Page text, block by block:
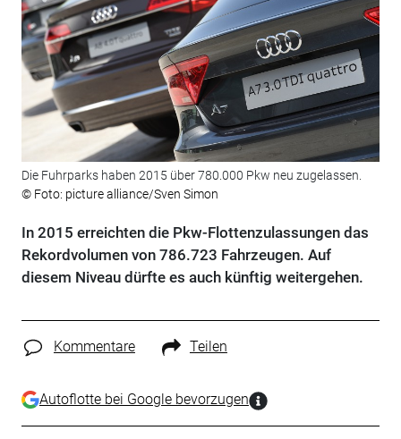
Die Fuhrparks haben 2015 über 780.000 Pkw neu zugelassen.
© Foto: picture alliance/Sven Simon
In 2015 erreichten die Pkw-Flottenzulassungen das
Rekordvolumen von 786.723 Fahrzeugen. Auf
diesem Niveau dürfte es auch künftig weitergehen.
Kommentare Teilen
Autoflotte bei Google bevorzugen